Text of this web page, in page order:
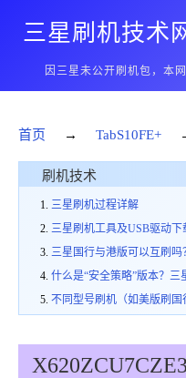
三星刷机技术
因三星未公开刷机包，本
首页 → TabS10FE+
刷机技术
三星刷机过程详解
三星刷机工具及USB驱动下
三星国行与港版可以互刷吗
什么是“安全策略”版本？三
不同型号刷机（如美版刷国
X620ZCU7CZE3